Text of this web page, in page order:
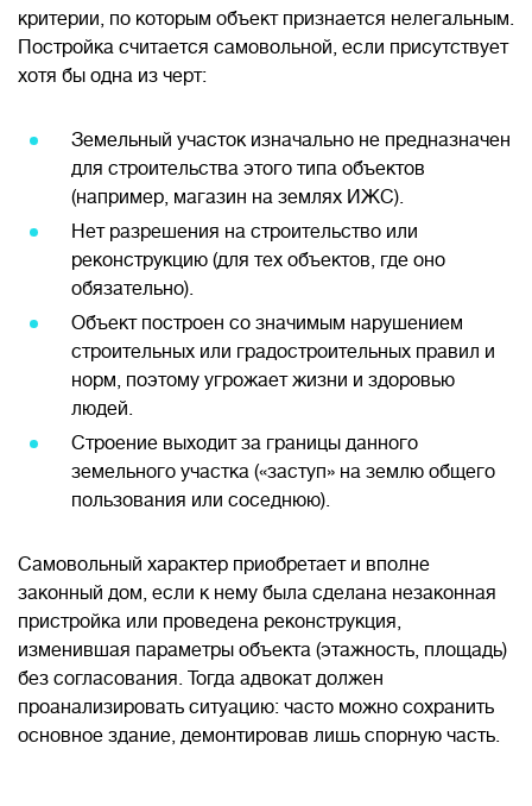
критерии, по которым объект признается нелегальным.
Постройка считается самовольной, если присутствует
хотя бы одна из черт:
Земельный участок изначально не предназначен
для строительства этого типа объектов
(например, магазин на землях ИЖС).
Нет разрешения на строительство или
реконструкцию (для тех объектов, где оно
обязательно).
Объект построен со значимым нарушением
строительных или градостроительных правил и
норм, поэтому угрожает жизни и здоровью
людей.
Строение выходит за границы данного
земельного участка («заступ» на землю общего
пользования или соседнюю).
Самовольный характер приобретает и вполне
законный дом, если к нему была сделана незаконная
пристройка или проведена реконструкция,
изменившая параметры объекта (этажность, площадь)
без согласования. Тогда адвокат должен
проанализировать ситуацию: часто можно сохранить
основное здание, демонтировав лишь спорную часть.